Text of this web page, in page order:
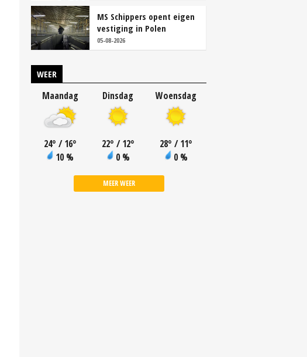
MS Schippers opent eigen
vestiging in Polen
05-08-2026
WEER
Maandag
24° / 16°
10 %
Dinsdag
22° / 12°
0 %
Woensdag
28° / 11°
0 %
MEER WEER